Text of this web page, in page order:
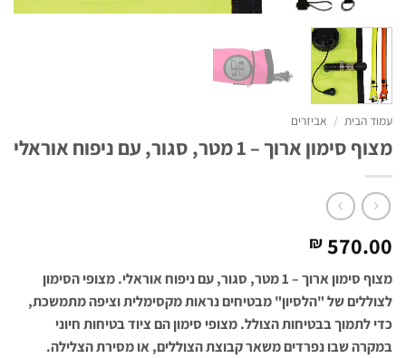
עמוד הבית / אביזרים
מצוף סימון ארוך – 1 מטר, סגור, עם ניפוח אוראלי
₪ 570.00
מצוף סימון ארוך – 1 מטר, סגור, עם ניפוח אוראלי. מצופי הסימון
לצוללים של "הלסיון" מבטיחים נראות מקסימלית וציפה מתמשכת,
כדי לתמוך בבטיחות הצולל. מצופי סימון הם ציוד בטיחות חיוני
במקרה שבו נפרדים משאר קבוצת הצוללים, או מסירת הצלילה.